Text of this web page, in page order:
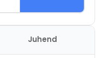
Juhend